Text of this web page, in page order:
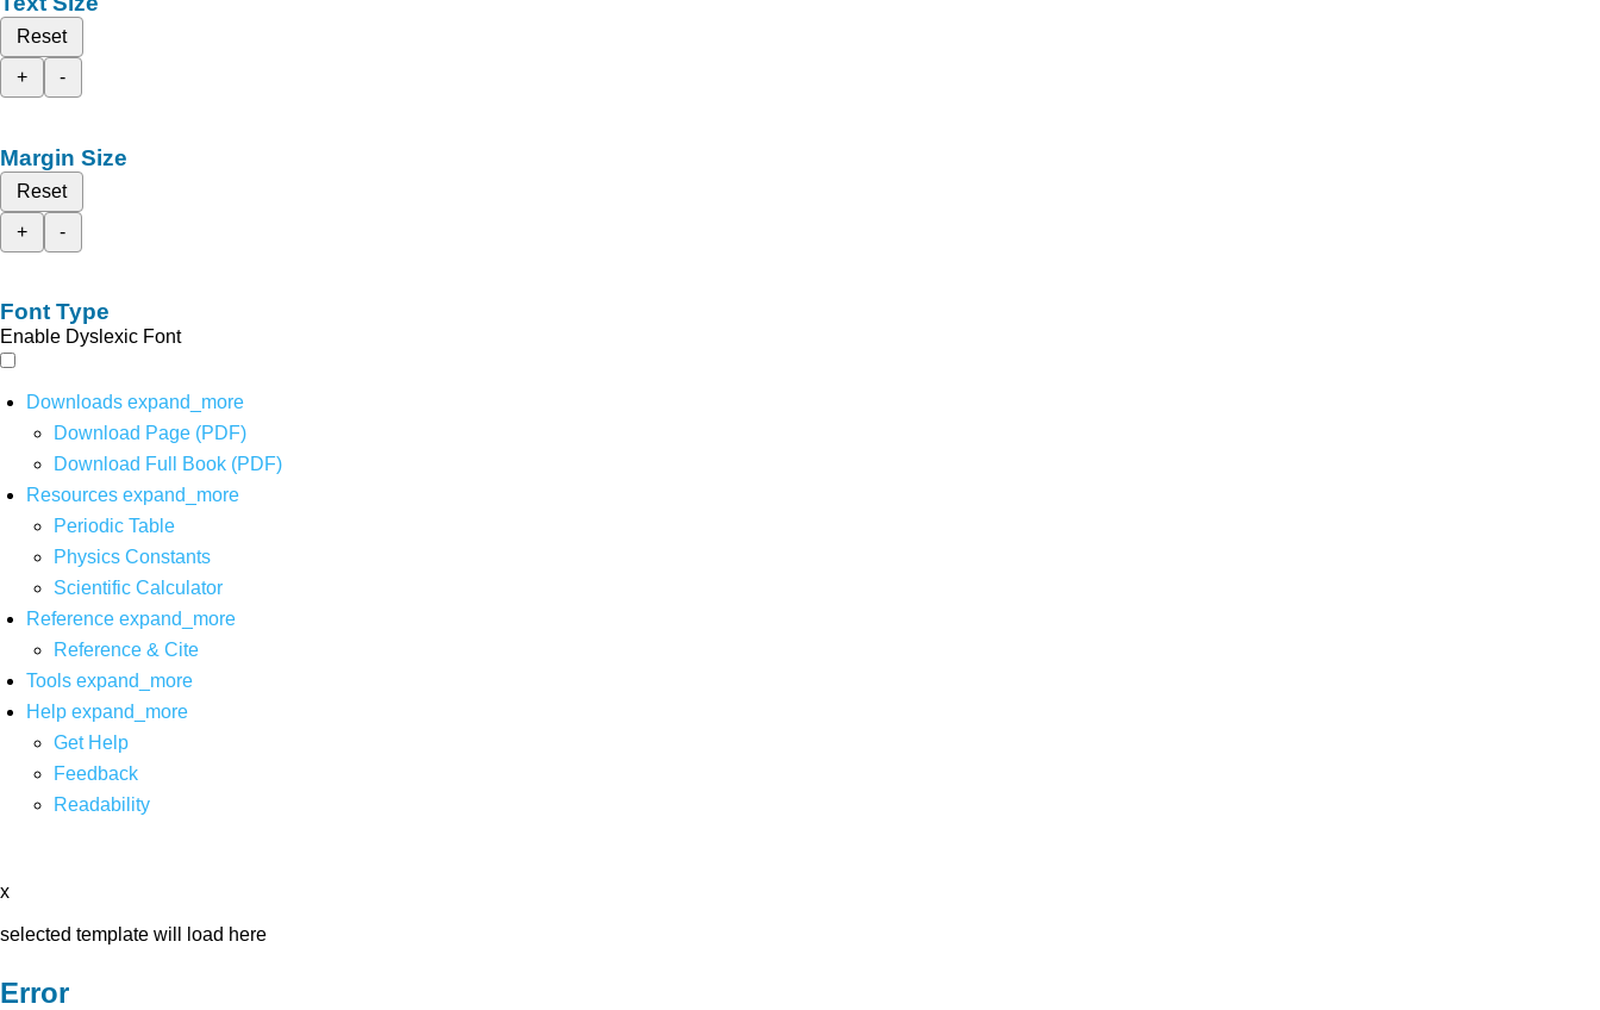
Reset
+
-
Margin Size
Reset
+
-
Font Type
Enable Dyslexic Font
Downloads expand_more
Download Page (PDF)
Download Full Book (PDF)
Resources expand_more
Periodic Table
Physics Constants
Scientific Calculator
Reference expand_more
Reference & Cite
Tools expand_more
Help expand_more
Get Help
Feedback
Readability
x
selected template will load here
Error